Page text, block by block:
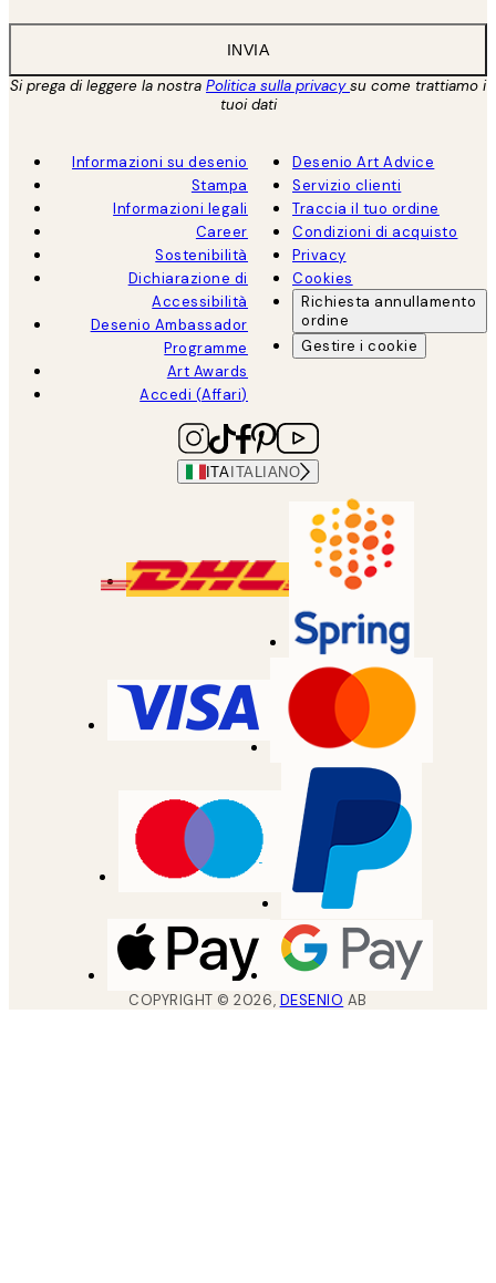
INVIA
Si prega di leggere la nostra Politica sulla privacysu come trattiamo i
tuoi dati
Informazioni su desenio
Stampa
Informazioni legali
Career
Sostenibilità
Dichiarazione di
Accessibilità
Desenio Ambassador
Programme
Art Awards
Accedi (Affari)
Desenio Art Advice
Servizio clienti
Traccia il tuo ordine
Condizioni di acquisto
Privacy
Cookies
Richiesta annullamento
ordine
Gestire i cookie
ITA ITALIANO
COPYRIGHT ©2026, DESENIO AB